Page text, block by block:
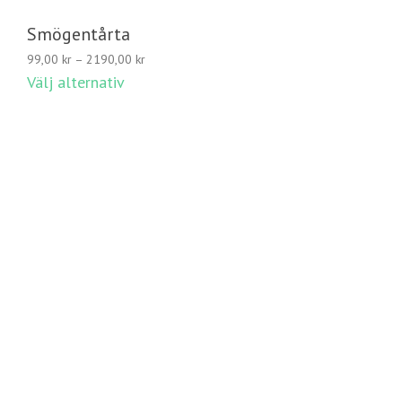
Smögentårta
99,00 kr – 2190,00 krPrisintervall:
Välj alternativ